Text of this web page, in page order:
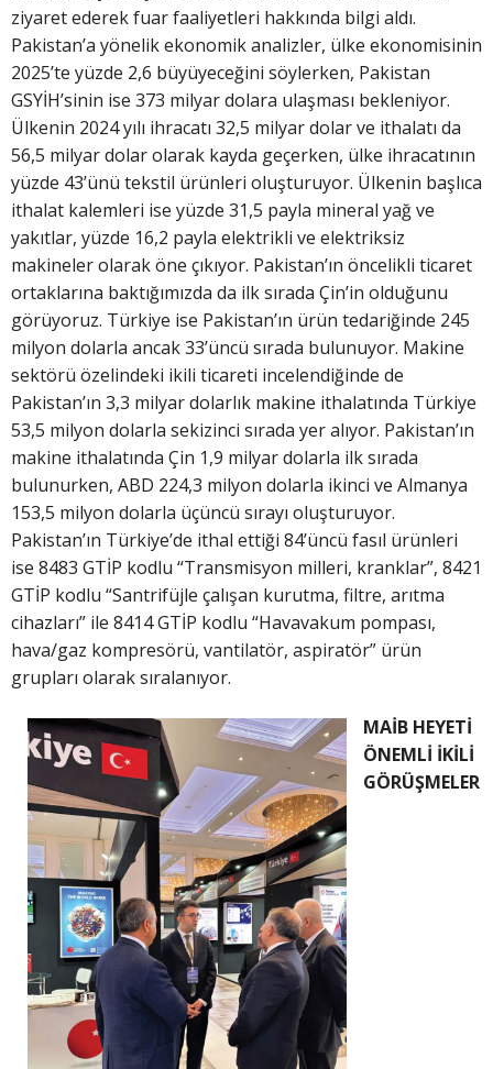
ziyaret ederek fuar faaliyetleri hakkında bilgi aldı.
Pakistan’a yönelik ekonomik analizler, ülke ekonomisinin
2025’te yüzde 2,6 büyüyeceğini söylerken, Pakistan
GSYİH’sinin ise 373 milyar dolara ulaşması bekleniyor.
Ülkenin 2024 yılı ihracatı 32,5 milyar dolar ve ithalatı da
56,5 milyar dolar olarak kayda geçerken, ülke ihracatının
yüzde 43’ünü tekstil ürünleri oluşturuyor. Ülkenin başlıca
ithalat kalemleri ise yüzde 31,5 payla mineral yağ ve
yakıtlar, yüzde 16,2 payla elektrikli ve elektriksiz
makineler olarak öne çıkıyor. Pakistan’ın öncelikli ticaret
ortaklarına baktığımızda da ilk sırada Çin’in olduğunu
görüyoruz. Türkiye ise Pakistan’ın ürün tedariğinde 245
milyon dolarla ancak 33’üncü sırada bulunuyor. Makine
sektörü özelindeki ikili ticareti incelendiğinde de
Pakistan’ın 3,3 milyar dolarlık makine ithalatında Türkiye
53,5 milyon dolarla sekizinci sırada yer alıyor. Pakistan’ın
makine ithalatında Çin 1,9 milyar dolarla ilk sırada
bulunurken, ABD 224,3 milyon dolarla ikinci ve Almanya
153,5 milyon dolarla üçüncü sırayı oluşturuyor.
Pakistan’ın Türkiye’de ithal ettiği 84’üncü fasıl ürünleri
ise 8483 GTİP kodlu “Transmisyon milleri, kranklar”, 8421
GTİP kodlu “Santrifüjle çalışan kurutma, filtre, arıtma
cihazları” ile 8414 GTİP kodlu “Havavakum pompası,
hava/gaz kompresörü, vantilatör, aspiratör” ürün
grupları olarak sıralanıyor.
MAİB HEYETİ
ÖNEMLİ İKİLİ
GÖRÜŞMELER